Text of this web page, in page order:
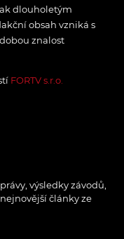
dlouholetým
obsah vzniká s
znalost
FORTV s.r.o.
výsledky závodů,
články ze